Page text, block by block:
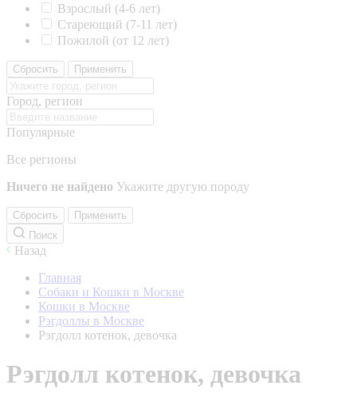
Взрослый (4-6 лет)
Стареющий (7-11 лет)
Пожилой (от 12 лет)
Сбросить Применить
Город, регион
Популярные
Все регионы
Ничего не найдено Укажите другую породу
Сбросить
Применить
Поиск
Назад
Главная
Собаки и Кошки в Москве
Кошки в Москве
Рэгдоллы в Москве
Рэгдолл котенок, девочка
Рэгдолл котенок, девочка